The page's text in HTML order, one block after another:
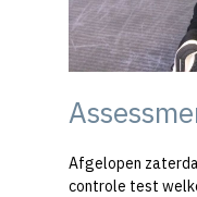
Afgelopen
controle test